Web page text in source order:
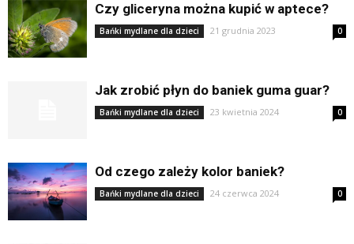
Czy gliceryna można kupić w aptece?
Bańki mydlane dla dzieci 21 grudnia 2023 0
Jak zrobić płyn do baniek guma guar?
Bańki mydlane dla dzieci 23 kwietnia 2024 0
Od czego zależy kolor baniek?
Bańki mydlane dla dzieci 24 czerwca 2024 0